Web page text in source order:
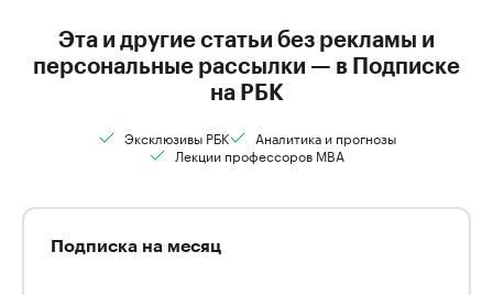
Эта и другие статьи без рекламы и
персональные рассылки — в Подписке
на РБК
Эксклюзивы РБК
Аналитика и прогнозы
Лекции профессоров MBA
Подписка на месяц